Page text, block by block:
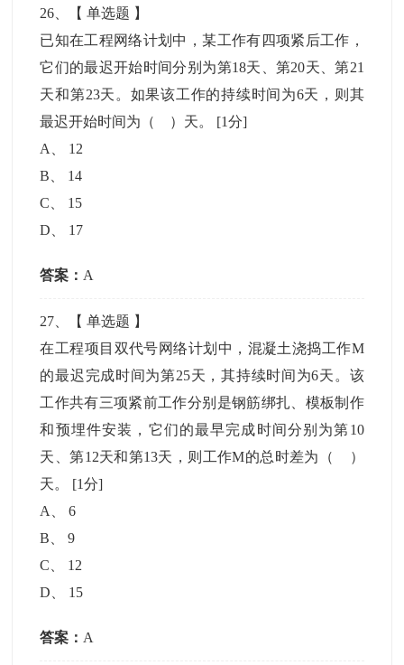
26 、【单选题 】
已知在工程网络计划中，某工作有四项紧后工作，
它们的最迟开始时间分别为第18天、第20天、第21
天和第23天。如果该工作的持续时间为6天，则其
最迟开始时间为（ ）天。 [1分]
A
12
B
14
C
15
D
17
答案： A
27 、【单选题 】
在工程项目双代号网络计划中，混凝土浇捣工作M
的最迟完成时间为第25天，其持续时间为6天。该
工作共有三项紧前工作分别是钢筋绑扎、模板制作
和预埋件安装，它们的最早完成时间分别为第10
天、第12天和第13天，则工作M的总时差为（ ）
天。 [1分]
A
、6
B 、9
C
12
D
15
答案： A